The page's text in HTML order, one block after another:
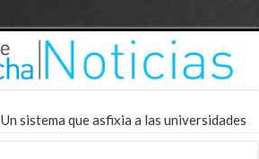
Un sistema que asfixia a las universidades